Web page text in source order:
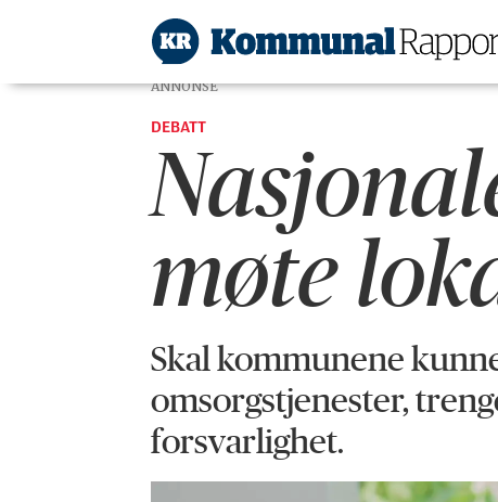
ANNONSE
DEBATT
møte
Skal kommunene
omsorgstjenester,
forsvarlighet.